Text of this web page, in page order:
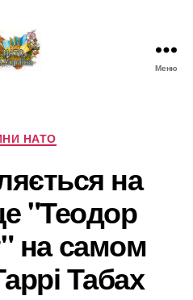
Новини
про
НАТО
в
Україні
Меню
Категорії
НАТО
на
"Теодор
на самом
Табах